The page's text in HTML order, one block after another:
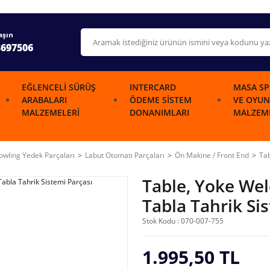
EĞLENCELI SÜRÜŞ
ARABALARI
MALZEMELERI
INTERCARD
ÖDEME SISTEM
DONANIMLARI
MASA
VE
Yedek Parçaları Labut Otomatı Parçaları Ön Makine / Front End
Table, Yoke
Tabla Tahrik
Stok Kodu : 070-007-755
1.995,50 TL